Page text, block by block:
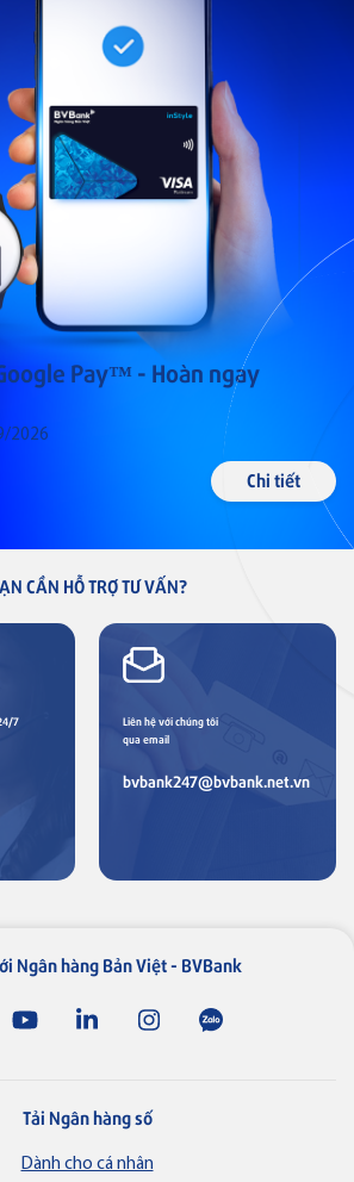
Pay™ - Hoàn ngay
2026
Chi tiết
CẦN HỖ TRỢ TƯ VẤN?
7
Liên hệ với chúng tôi
qua email
bvbank247@bvbank.net.vn
Ngân hàng Bản Việt - BVBank
Tải Ngân hàng số
Dành cho cá nhân